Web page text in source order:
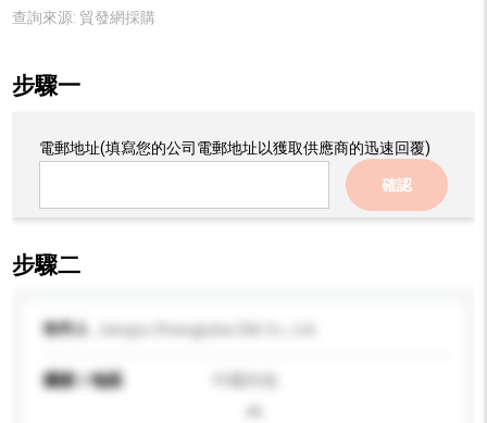
查詢來源: 貿發網採購
步驟一
電郵地址(填寫您的公司電郵地址以獲取供應商的迅速回覆)
確認
步驟二
收件人 Jiangsu Shangjiukai Silk Co., Ltd.
國家 / 地區